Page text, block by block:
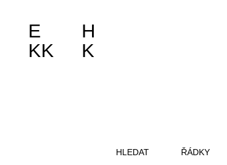
E
KK
H
K
HLEDAT ŘÁDKY